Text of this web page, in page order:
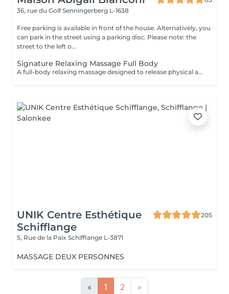
36, rue du GolfSenningerberg L-1638
Free parking is available in front of the house. Alternatively, you
can park in the street using a parking disc. Please note: the
street to the left o...
Signature Relaxing Massage Full Body
A full-body relaxing massage designed to release physical and mental tension. The technique is adapted to your body and your needs on the day, offering deep and lasting relaxation. This treatment can be combined with a targeted massage (neck & scalp or feet) for a more personalized experience.
UNIK Centre Esthétique
Schifflange
205
5, Rue de la Paix Schifflange L-3871
MASSAGE DEUX PERSONNES
« 1 2 »